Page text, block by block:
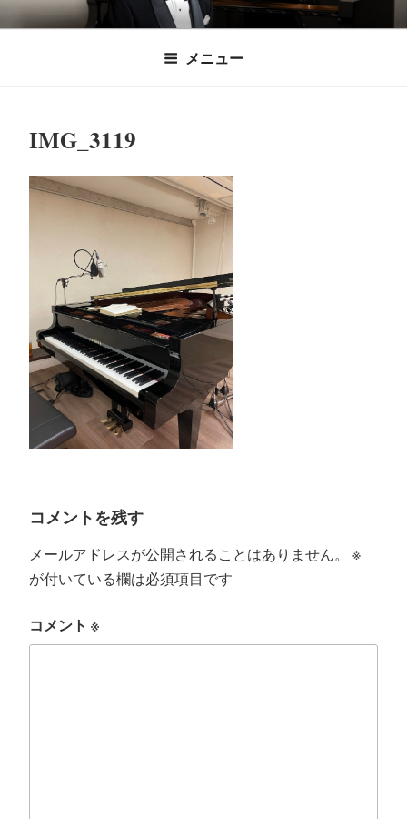
コ
時田直也 声楽
歌うことは希望を語ること、生きることは喜
びも悲しみもわかちあうことかけがえのない
メニュー
IMG_3119
コメントを残す
メールアドレスが公開されることはありません。
※
が付いている欄は必須項目です
コメント ※